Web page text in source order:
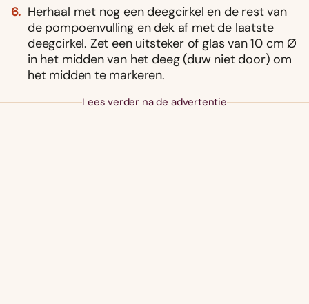
Herhaal met nog een deegcirkel en de rest van
de pompoenvulling en dek af met de laatste
deegcirkel. Zet een uitsteker of glas van 10 cm Ø
in het midden van het deeg (duw niet door) om
het midden te markeren.
Lees verder na de advertentie